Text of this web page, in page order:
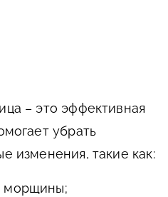
– это эффективная
убрать
изменения, такие как:
морщины;